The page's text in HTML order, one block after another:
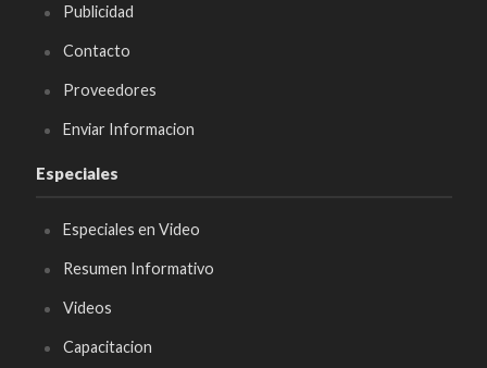
Publicidad
Contacto
Proveedores
Enviar Informacion
Especiales
Especiales en Video
Resumen Informativo
Videos
Capacitacion